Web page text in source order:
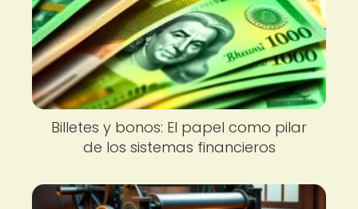
Billetes y bonos: El papel como pilar
de los sistemas financieros